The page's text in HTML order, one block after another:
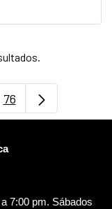
intermedias
Página
76
7:00 pm. Sábados